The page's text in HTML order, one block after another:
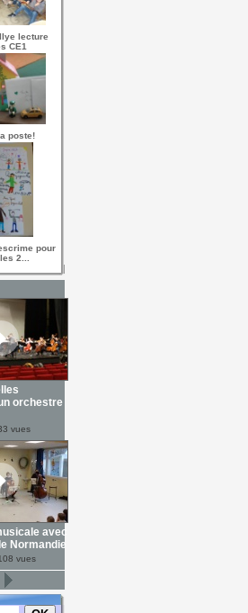
lecture
CE1
poste!
pour
2...
orchestre
vues
avec
Normandie
vues